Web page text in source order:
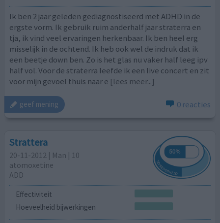
Ik ben 2 jaar geleden gediagnostiseerd met ADHD in de
ergste vorm. Ik gebruik ruim anderhalf jaar straterra en
tja, ik vind veel ervaringen herkenbaar. Ik ben heel erg
misselijk in de ochtend. Ik heb ook wel de indruk dat ik
een beetje down ben. Zo is het glas nu vaker half leeg ipv
half vol. Voor de straterra leefde ik een live concert en zit
voor mijn gevoel thuis naar e [lees meer...]
geef mening 0 reacties
Strattera
20-11-2012 | Man | 10
atomoxetine
ADD
Effectiviteit
Hoeveelheid bijwerkingen